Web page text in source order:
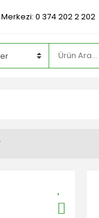
Merkezi: 0 374 202 2 202